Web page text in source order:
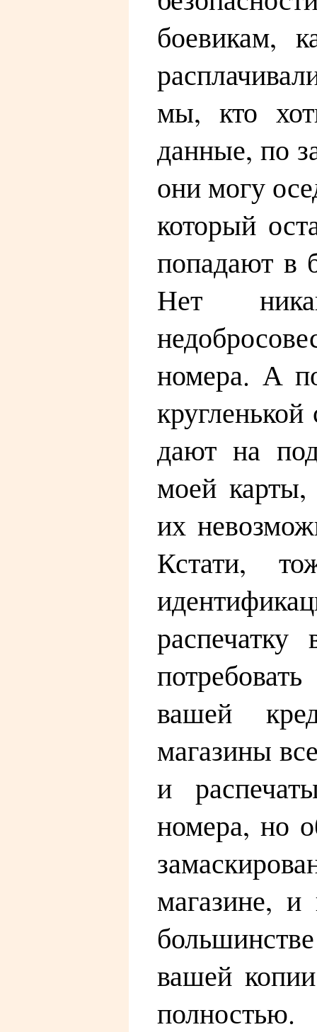
боевикам,
мы, кто
данные, по
они могу
который
попадают в
Нет
номера. А
дают на
моей карты,
их
Кстати,
вашей
магазины
и
номера, но
магазине,
вашей
полностью.